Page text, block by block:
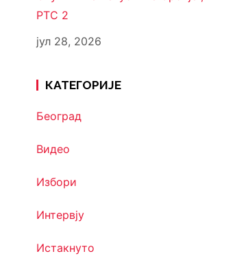
РТС 2
јул 28, 2026
КАТЕГОРИЈЕ
Београд
Видео
Избори
Интервју
Истакнуто